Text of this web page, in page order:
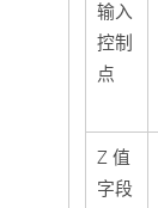
输入
控制
点
Z 值
字段